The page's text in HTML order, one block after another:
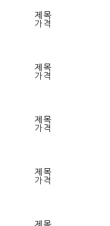
제목
가격
제목
가격
제목
가격
제목
가격
제목